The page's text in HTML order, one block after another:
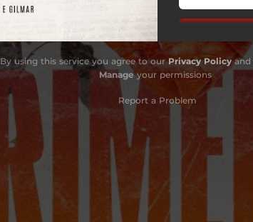
By using this service you agree to ourPrivacy Policyand
Manageyour permissions
Report a Problem